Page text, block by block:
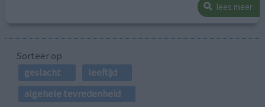
lees meer
Sorteer op
geslacht
leeftijd
algehele tevredenheid